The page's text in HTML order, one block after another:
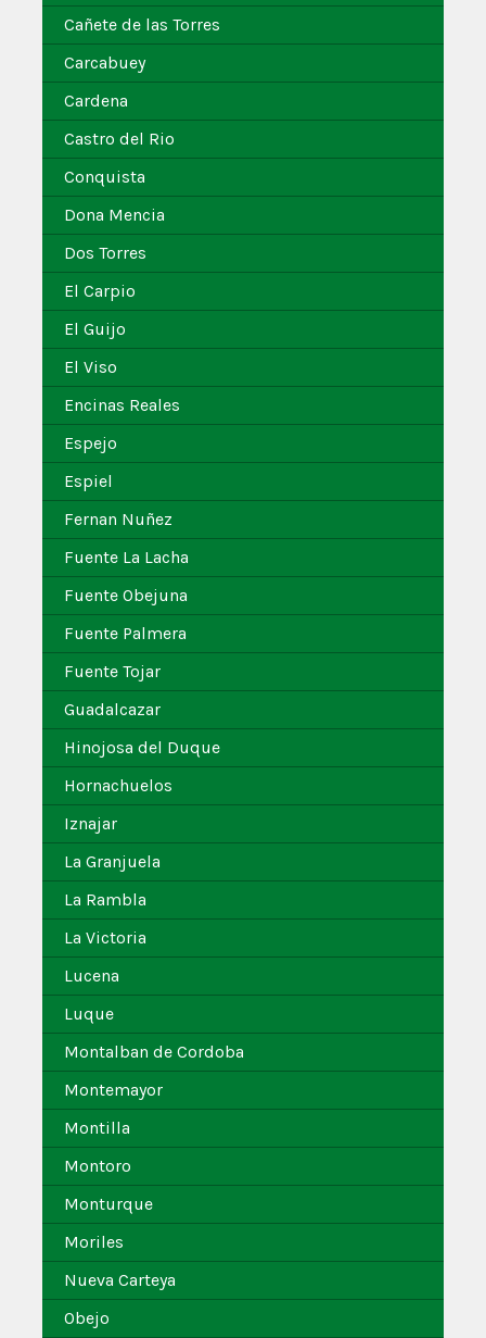
Cañete de las Torres
Carcabuey
Cardena
Castro del Rio
Conquista
Dona Mencia
Dos Torres
El Carpio
El Guijo
El Viso
Encinas Reales
Espejo
Espiel
Fernan Nuñez
Fuente La Lacha
Fuente Obejuna
Fuente Palmera
Fuente Tojar
Guadalcazar
Hinojosa del Duque
Hornachuelos
Iznajar
La Granjuela
La Rambla
La Victoria
Lucena
Luque
Montalban de Cordoba
Montemayor
Montilla
Montoro
Monturque
Moriles
Nueva Carteya
Obejo